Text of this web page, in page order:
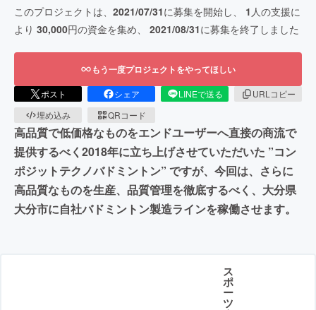
このプロジェクトは、 2021/07/31に募集を開始し、 1 人の支援に
より 30,000円の資金を集め、 2021/08/31に募集を終了しました
もう一度プロジェクトをやってほしい
ポスト シェア LINEで送る
URLコピー
埋め込み
QRコード
高品質で低価格なものをエンドユーザーへ直接の商流で
提供するべく2018年に立ち上げさせていただいた ”コン
ポジットテクノバドミントン” ですが、今回は、さらに
高品質なものを生産、品質管理を徹底するべく、大分県
大分市に自社バドミントン製造ラインを稼働させます。
ス
ポ
ー
ツ